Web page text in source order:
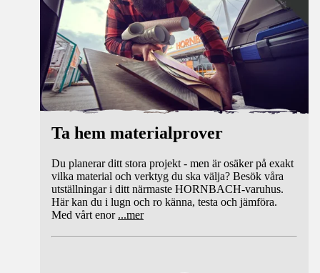
Ta hem materialprover
Du planerar ditt stora projekt - men är osäker på exakt
vilka material och verktyg du ska välja? Besök våra
utställningar i ditt närmaste HORNBACH-varuhus.
Här kan du i lugn och ro känna, testa och jämföra.
Med vårt enor ...mer